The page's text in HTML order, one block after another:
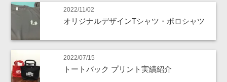
2022/11/02
オリジナルデザインTシャツ・ポロシャツ
2022/07/15
トートバック プリント実績紹介